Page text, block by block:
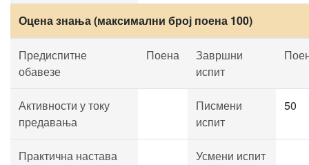
Оцена знања (максимални број поена 100)
Предиспитне
обавезе
Поена
Завршни
испит
Активности у току
предавања
Писмени
испит
50
Практична настава Усмени испит